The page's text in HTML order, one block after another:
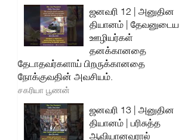
ஜனவரி 12 | அனுதின
தியானம் | தேவனுடைய
ஊழியர்கள்
தனக்கானதை
தேடாதவர்களாய் பிறருக்கானதை
நோக்குவதின் அவசியம்.
சகரியா பூணன்
ஜனவரி 13 | அனுதின
தியானம் | பரிசுத்த
ஆவியானவரால்